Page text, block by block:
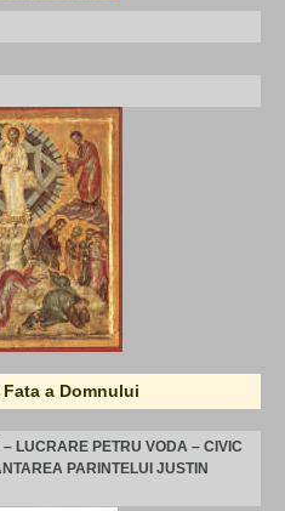
a Domnului
LUCRARE PETRU VODA – CIVIC
PARINTELUI JUSTIN